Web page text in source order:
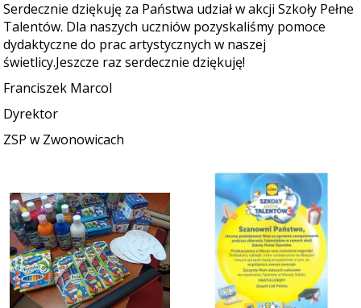
Serdecznie dziękuję za Państwa udział w akcji Szkoły Pełne
Talentów. Dla naszych uczniów pozyskaliśmy pomoce
dydaktyczne do prac artystycznych w naszej
świetlicy.Jeszcze raz serdecznie dziękuję!
Franciszek Marcol
Dyrektor
ZSP w Zwonowicach